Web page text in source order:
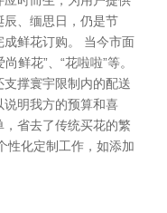
、缅思日，仍是节
成鲜花订购。 当今市面
鲜花”、“花啦啦”等。
撑寰宇限制内的配送
说明我方的预算和喜
省去了传统买花的繁
性化定制工作，如添加